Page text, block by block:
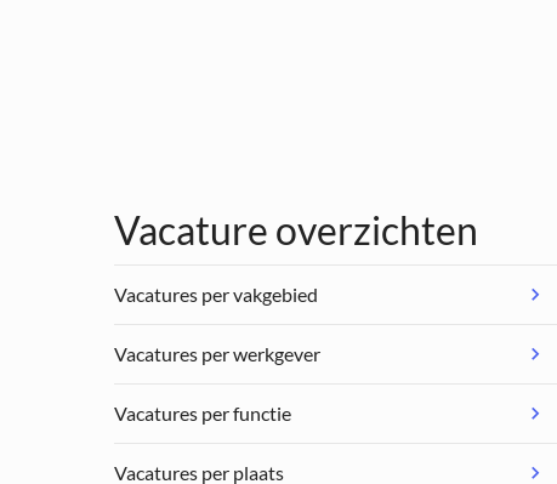
Vacature overzichten
Vacatures per vakgebied
Vacatures per werkgever
Vacatures per functie
Vacatures per plaats